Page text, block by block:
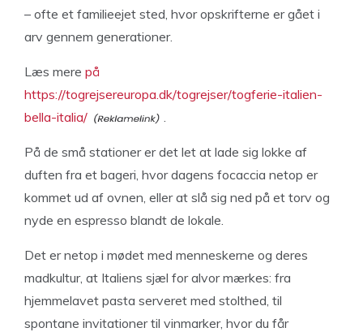
– ofte et familieejet sted, hvor opskrifterne er gået i
arv gennem generationer.
Læs mere på
https://togrejsereuropa.dk/togrejser/togferie-italien-
bella-italia/
På de små stationer er det let at lade sig lokke af
duften fra et bageri, hvor dagens focaccia netop er
kommet ud af ovnen, eller at slå sig ned på et torv og
nyde en espresso blandt de lokale.
Det er netop i mødet med menneskerne og deres
madkultur, at Italiens sjæl for alvor mærkes: fra
hjemmelavet pasta serveret med stolthed, til
spontane invitationer til vinmarker, hvor du får